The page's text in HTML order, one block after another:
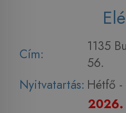
Cím:
1135
56.
Nyitvatartás: Hétfő -
2026.